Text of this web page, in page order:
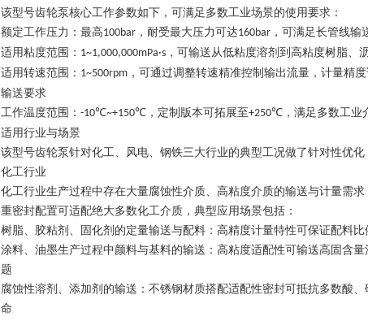
该型号齿轮泵核心工作参数如下，可满足多数工业场景的使用要求：
额定工作压力：最高100bar ，耐受最大压力可达160bar ，可满足长管线
适用粘度范围： 1~1,000,000mPa·s ，可输送从低粘度溶剂到高粘度树脂、
适用转速范围： 1~500rpm ，可通过调整转速精准控制输出流量，计量精
输送要求
工作温度范围： -10℃~+150℃ ，定制版本可拓展至+250℃ ，满足多数工
适用行业与场景
该型号齿轮泵针对化工、风电、钢铁三大行业的典型工况做了针对性优化
化工行业
化工行业生产过程中存在大量腐蚀性介质、高粘度介质的输送与计量需
重密封配置可适配绝大多数化工介质，典型应用场景包括：
树脂、胶粘剂、固化剂的定量输送与配料：高精度计量特性可保证配料
涂料、油墨生产过程中颜料与基料的输送：高粘度适配性可输送高固含
题
腐蚀性溶剂、添加剂的输送：不锈钢材质搭配适配性密封可抵抗多数酸
命